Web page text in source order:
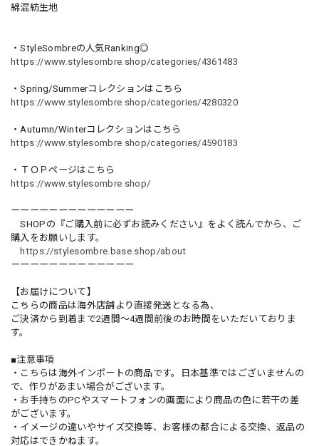
綿混紡生地
・StyleSombreの人気Ranking◎
https://www.stylesombre.shop/categories/4361483
・Spring/Summerコレクションはこちら
https://www.stylesombre.shop/categories/4280320
・Autumn/Winterコレクションはこちら
https://www.stylesombre.shop/categories/4590183
・ＴＯＰページはこちら
https://www.stylesombre.shop/
ーーーーーーーーーーーーー
SHOPの『ご購入前に必ずお読みください』をよく読んでから、ご
購入をお願いします。
https://stylesombre.base.shop/about
ーーーーーーーーーーーーー
【お届けについて】
こちらの商品は海外店舗より直接発送となる為、
ご決済から到着まで2週間〜4週間前後のお時間をいただいておりま
す。
■注意事項
・こちらは海外インポートの商品です。日本基準ではございませんの
で、作りがあまい場合がございます。
・お手持ちのPCやスマートフォンの画面により商品の色に若干の差
がございます。
・イメージの違いやサイズ交換等、お客様の都合による交換、返品の
対応はできかねます。